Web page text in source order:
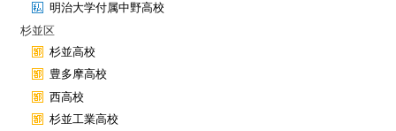
明治大学付属中野高校
杉並区
杉並高校
豊多摩高校
西高校
杉並工業高校